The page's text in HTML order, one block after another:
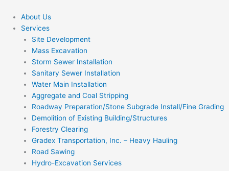
content
About Us
Services
Site Development
Mass Excavation
Storm Sewer Installation
Sanitary Sewer Installation
Water Main Installation
Aggregate and Coal Stripping
Roadway Preparation/Stone Subgrade Install/Fine Grading
Demolition of Existing Building/Structures
Forestry Clearing
Gradex Transportation, Inc. – Heavy Hauling
Road Sawing
Hydro-Excavation Services